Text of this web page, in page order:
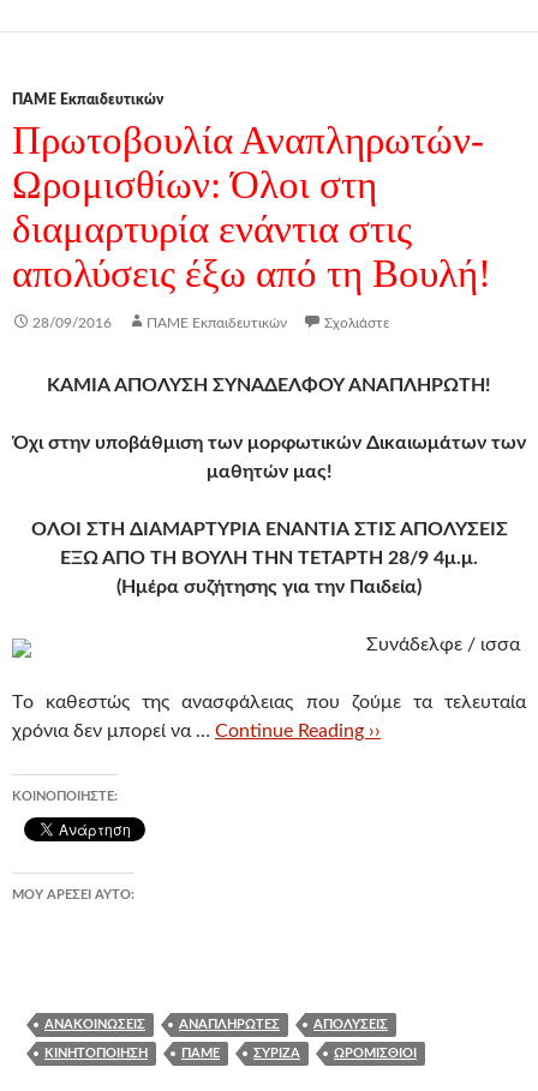
ΠΑΜΕ Εκπαιδευτικών
Πρωτοβουλία Αναπληρωτών-
Ωρομισθίων: Όλοι στη
διαμαρτυρία ενάντια στις
απολύσεις έξω από τη Βουλή!
28/09/2016 ΠΑΜΕ Εκπαιδευτικών Σχολιάστε
ΚΑΜΙΑ ΑΠΟΛΥΣΗ ΣΥΝΑΔΕΛΦΟΥ ΑΝΑΠΛΗΡΩΤΗ!
Όχι στην υποβάθμιση των μορφωτικών Δικαιωμάτων των
μαθητών μας!
ΟΛΟΙ ΣΤΗ ΔΙΑΜΑΡΤΥΡΙΑ ΕΝΑΝΤΙΑ ΣΤΙΣ ΑΠΟΛΥΣΕΙΣ
ΕΞΩ ΑΠΟ ΤΗ ΒΟΥΛΗ ΤΗΝ ΤΕΤΑΡΤΗ 28/9 4μ.μ.
(Ημέρα συζήτησης για την Παιδεία)
Συνάδελφε / ισσα
Tο καθεστώς της ανασφάλειας που ζούμε τα τελευταία
χρόνια δεν μπορεί να … Continue Reading ››
ΚΟΙΝΟΠΟΙΉΣΤΕ:
ΜΟΥ ΑΡΈΣΕΙ ΑΥΤΌ:
ΑΝΑΚΟΙΝΏΣΕΙΣ ΑΝΑΠΛΗΡΩΤΈΣ ΑΠΟΛΎΣΕΙΣ
ΚΙΝΗΤΟΠΟΊΗΣΗ ΠΑΜΕ ΣΥΡΙΖΑ ΩΡΟΜΊΣΘΙΟΙ